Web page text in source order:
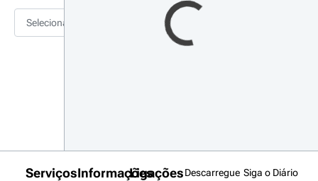
Selecionar
ServiçosInformaçõesLigaçõesDescarregue Siga o Diário